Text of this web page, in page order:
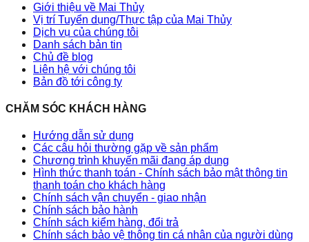
Giới thiệu về Mai Thủy
Vị trí Tuyển dụng/Thực tập của Mai Thủy
Dịch vụ của chúng tôi
Danh sách bản tin
Chủ đề blog
Liên hệ với chúng tôi
Bản đồ tới công ty
CHĂM SÓC KHÁCH HÀNG
Hướng dẫn sử dụng
Các câu hỏi thường gặp về sản phẩm
Chương trình khuyến mãi đang áp dụng
Hình thức thanh toán - Chính sách bảo mật thông tin
thanh toán cho khách hàng
Chính sách vận chuyển - giao nhận
Chính sách bảo hành
Chính sách kiểm hàng, đổi trả
Chính sách bảo vệ thông tin cá nhân của người dùng